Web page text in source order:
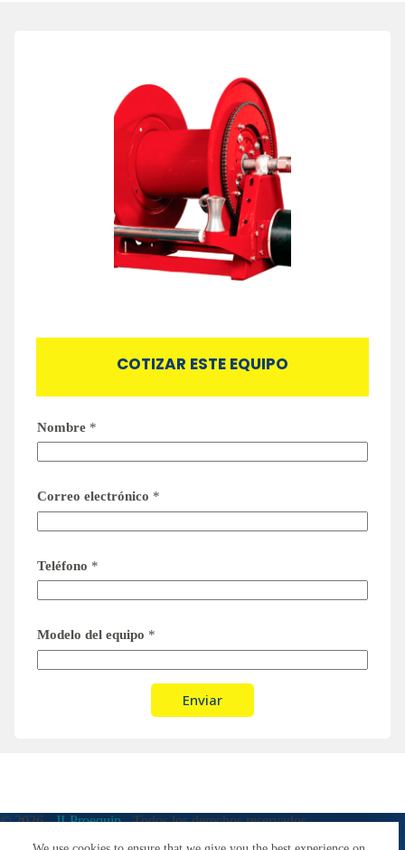
COTIZAR ESTE EQUIPO
Nombre *
Correo electrónico *
Teléfono *
Modelo del equipo *
Enviar
© 2026 -JI-Proequip- Todos los derechos reservados